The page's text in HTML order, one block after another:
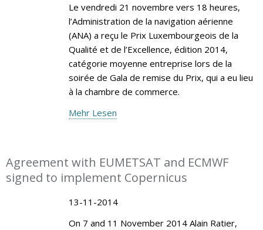
Le vendredi 21 novembre vers 18 heures,
l’Administration de la navigation aérienne
(ANA) a reçu le Prix Luxembourgeois de la
Qualité et de l’Excellence, édition 2014,
catégorie moyenne entreprise lors de la
soirée de Gala de remise du Prix, qui a eu lieu
à la chambre de commerce.
Mehr Lesen
Agreement with EUMETSAT and ECMWF
signed to implement Copernicus
13-11-2014
On 7 and 11 November 2014 Alain Ratier,